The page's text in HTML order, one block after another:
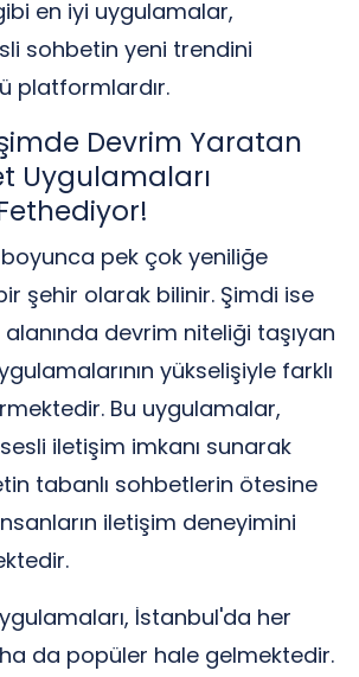
en iyi uygulamalar,
sohbetin yeni trendini
platformlardır.
Devrim Yaratan
Uygulamaları
pek çok yeniliğe
şehir olarak bilinir. Şimdi ise
devrim niteliği taşıyan
yükselişiyle farklı
Bu uygulamalar,
sesli iletişim imkanı sunarak
tabanlı sohbetlerin ötesine
iletişim deneyimini
İstanbul'da her
da popüler hale gelmektedir.